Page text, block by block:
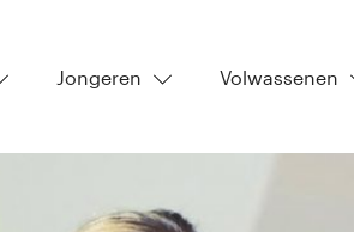
Jongeren Volwassenen